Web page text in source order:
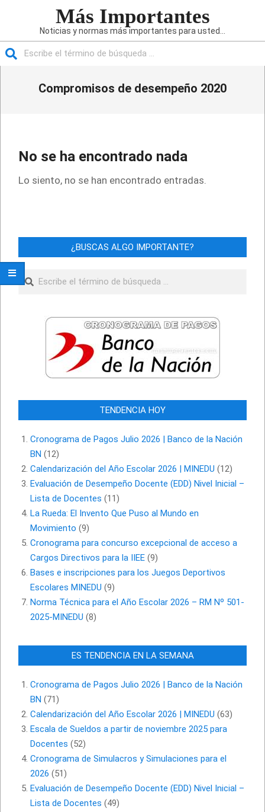
Más Importantes
Noticias y normas más importantes para usted...
Compromisos de desempeño 2020
No se ha encontrado nada
Lo siento, no se han encontrado entradas.
¿BUSCAS ALGO IMPORTANTE?
Buscar
TENDENCIA HOY
Cronograma de Pagos Julio 2026 | Banco de la Nación
BN (12)
Calendarización del Año Escolar 2026 | MINEDU (12)
Evaluación de Desempeño Docente (EDD) Nivel Inicial –
Lista de Docentes (11)
La Rueda: El Invento Que Puso al Mundo en
Movimiento (9)
Cronograma para concurso excepcional de acceso a
Cargos Directivos para la IIEE (9)
Bases e inscripciones para los Juegos Deportivos
Escolares MINEDU (9)
Norma Técnica para el Año Escolar 2026 – RM Nº 501-
2025-MINEDU (8)
ES TENDENCIA EN LA SEMANA
Cronograma de Pagos Julio 2026 | Banco de la Nación
BN (71)
Calendarización del Año Escolar 2026 | MINEDU (63)
Escala de Sueldos a partir de noviembre 2025 para
Docentes (52)
Cronograma de Simulacros y Simulaciones para el
2026 (51)
Evaluación de Desempeño Docente (EDD) Nivel Inicial –
Lista de Docentes (49)